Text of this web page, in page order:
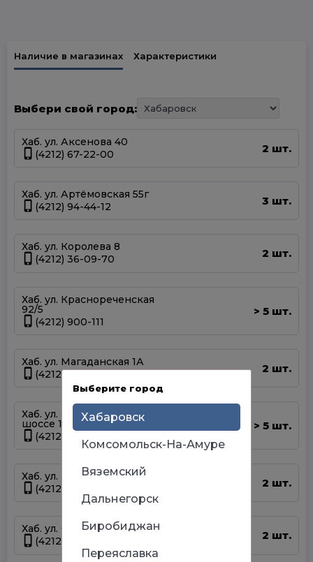
Наличие в магазинах Характеристики
Выбери свой город:
Хаб. ул. Аксенова 40
(4212) 67-22-00
2 шт.
Хаб. ул. Артёмовская 55г
(4212) 94-44-12
3 шт.
Хаб. ул. Королева 8
(4212) 36-09-70
2 шт.
Хаб. ул. Краснореченская
92/5
(4212) 900-111
> 5 шт.
Хаб. ул. Магаданская 1А
(4212) 63-39-83
2 шт.
Хаб. ул. Матвеевское
шоссе 13А
(4212) 69-93-93
> 5 шт.
Хаб. ул. Панфиловцев 14Б
(4212) 63-22-47
2 шт.
Хаб. ул. Серышева 34
(4212) 47-44-66
2 шт.
Выберите город
Хабаровск
Комсомольск-На-Амуре
Вяземский
Дальнегорск
Биробиджан
Переяславка